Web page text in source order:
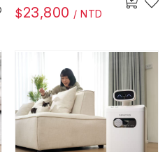
$23,800 / NTD